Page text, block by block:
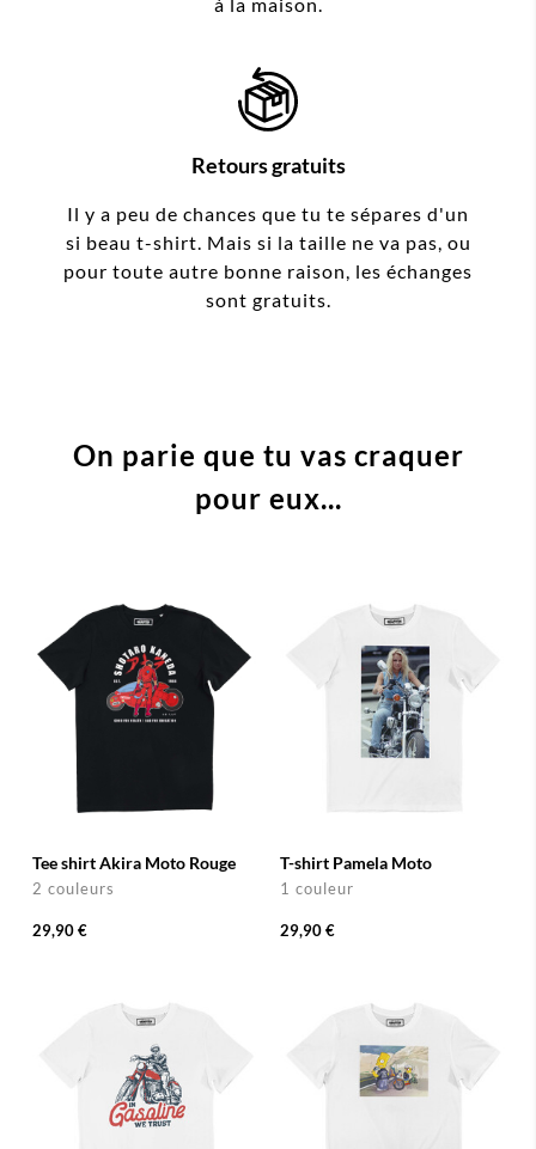
à la maison.
Retours gratuits
Il y a peu de chances que tu te sépares d'un
si beau t-shirt. Mais si la taille ne va pas, ou
pour toute autre bonne raison, les échanges
sont gratuits.
On parie que tu vas craquer
pour eux...
Tee shirt Akira Moto Rouge
2 couleurs
29,90 €
T-shirt Pamela Moto
1 couleur
29,90 €